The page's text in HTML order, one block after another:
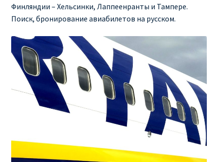
Финляндии – Хельсинки, Лаппеенранты и Тампере.
Поиск, бронирование авиабилетов на русском.